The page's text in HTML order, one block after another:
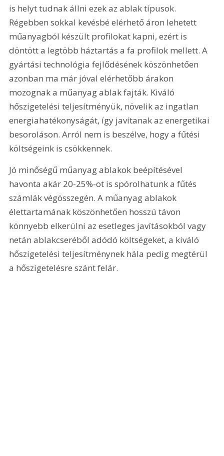
is helyt tudnak állni ezek az ablak típusok.
Régebben sokkal kevésbé elérhető áron lehetett
műanyagból készült profilokat kapni, ezért is
döntött a legtöbb háztartás a fa profilok mellett. A
gyártási technológia fejlődésének köszönhetően
azonban ma már jóval elérhetőbb árakon
mozognak a műanyag ablak fajták. Kiváló
hőszigetelési teljesítményük, növelik az ingatlan
energiahatékonyságát, így javítanak az energetikai
besoroláson. Arról nem is beszélve, hogy a fűtési
költségeink is csökkennek.
Jó minőségű műanyag ablakok beépítésével
havonta akár 20-25%-ot is spórolhatunk a fűtés
számlák végösszegén. A műanyag ablakok
élettartamának köszönhetően hosszú távon
könnyebb elkerülni az esetleges javításokból vagy
netán ablakcseréből adódó költségeket, a kiváló
hőszigetelési teljesítménynek hála pedig megtérül
a hőszigetelésre szánt felár.